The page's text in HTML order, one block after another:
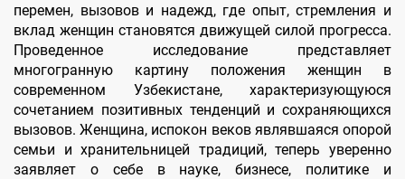
перемен, вызовов и надежд, где опыт, стремления и
вклад женщин становятся движущей силой прогресса.
Проведенное исследование представляет
многогранную картину положения женщин в
современном Узбекистане, характеризующуюся
сочетанием позитивных тенденций и сохраняющихся
вызовов. Женщина, испокон веков являвшаяся опорой
семьи и хранительницей традиций, теперь уверенно
заявляет о себе в науке, бизнесе, политике и